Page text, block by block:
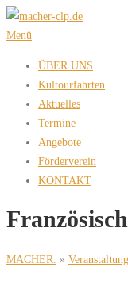
Zum
Inhalt
Menü
ÜBER UNS
Kultourfahrten
Aktuelles
Termine
Angebote
Förderverein
KONTAKT
Französisch
MACHER. »